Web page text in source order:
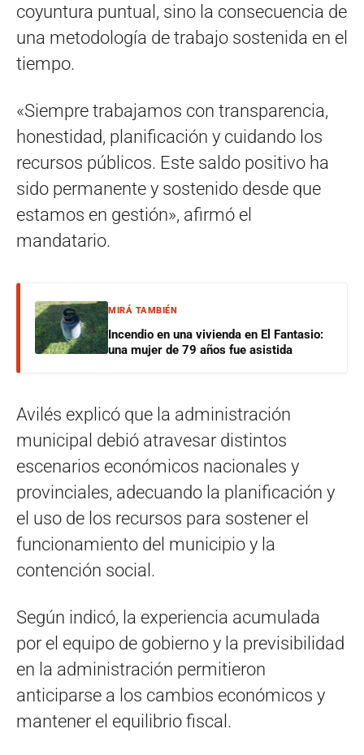
coyuntura puntual, sino la consecuencia de
una metodología de trabajo sostenida en el
tiempo.
«Siempre trabajamos con transparencia,
honestidad, planificación y cuidando los
recursos públicos. Este saldo positivo ha
sido permanente y sostenido desde que
estamos en gestión», afirmó el
mandatario.
MIRÁ TAMBIÉN
Incendio en una vivienda en El Fantasio:
una mujer de 79 años fue asistida
Avilés explicó que la administración
municipal debió atravesar distintos
escenarios económicos nacionales y
provinciales, adecuando la planificación y
el uso de los recursos para sostener el
funcionamiento del municipio y la
contención social.
Según indicó, la experiencia acumulada
por el equipo de gobierno y la previsibilidad
en la administración permitieron
anticiparse a los cambios económicos y
mantener el equilibrio fiscal.